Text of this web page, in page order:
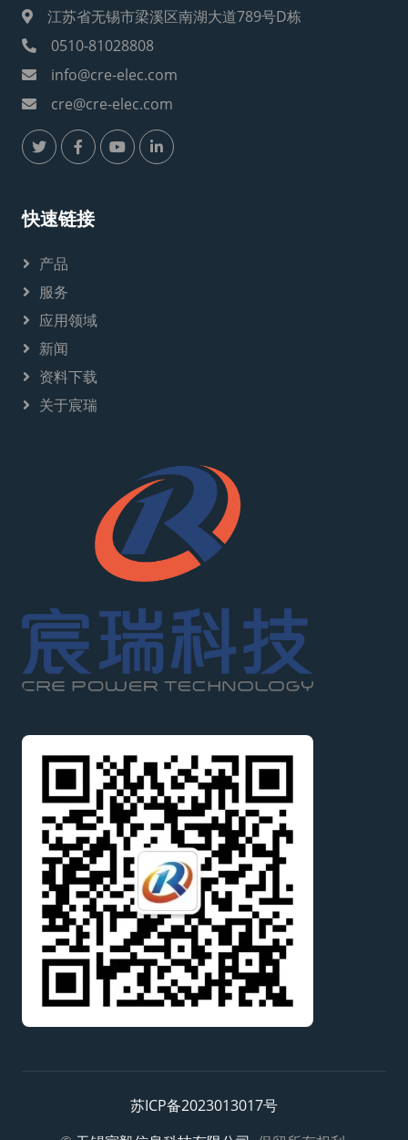
江苏省无锡市梁溪区南湖大道789号D栋
0510-81028808
info@cre-elec.com
cre@cre-elec.com
快速链接
产品
服务
应用领域
新闻
资料下载
关于宸瑞
苏ICP备2023013017号